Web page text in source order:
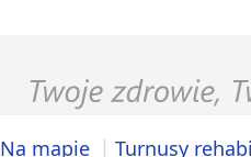
Na mapie | Turnusy